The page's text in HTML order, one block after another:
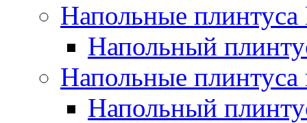
Напольные
Напольный
Напольные плинтуса
Напольный